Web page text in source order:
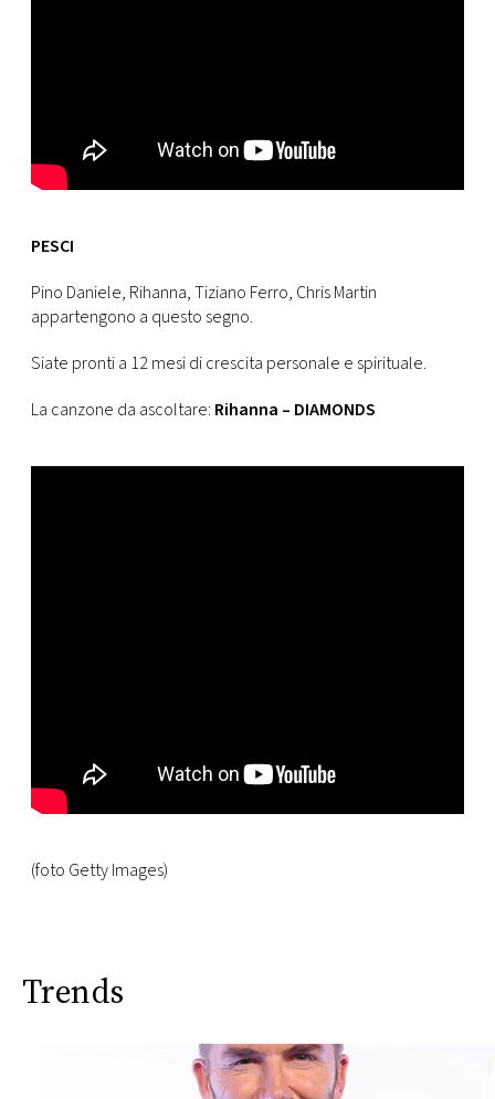
PESCI
Pino Daniele, Rihanna, Tiziano Ferro, Chris Martin
appartengono a questo segno.
Siate pronti a 12 mesi di crescita personale e spirituale.
La canzone da ascoltare: Rihanna – DIAMONDS
(foto Getty Images)
Trends